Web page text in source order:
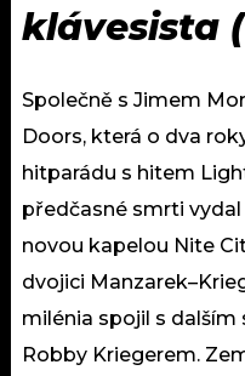
klávesista
Společně s Jimem
Doors, která o dva
hitparádu s hitem
předčasné smrti
novou kapelou Nite
dvojici
milénia spojil s dalším
Robby Kriegerem.